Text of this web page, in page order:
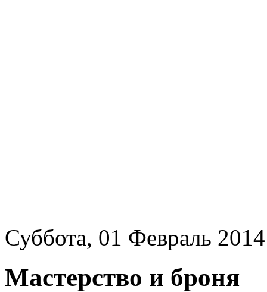
Суббота, 01 Февраль
Мастерство и броня